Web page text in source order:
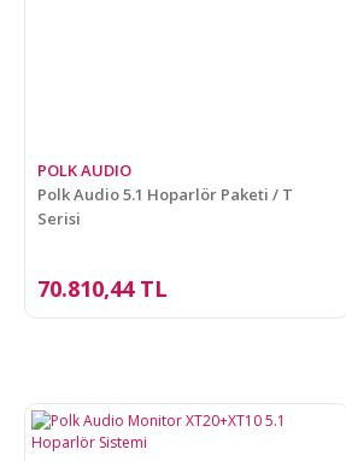
POLK AUDIO
Polk Audio 5.1 Hoparlör Paketi / T
Serisi
70.810,44 TL